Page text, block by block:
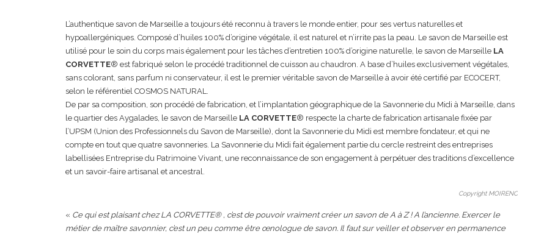
L’authentique savon de Marseille a toujours été reconnu à travers le monde entier, pour ses vertus naturelles et
hypoallergéniques. Composé d’huiles 100% d’origine végétale, il est naturel et n’irrite pas la peau. Le savon de Marseille est
utilisé pour le soin du corps mais également pour les tâches d’entretien 100% d’origine naturelle, le savon de Marseille LA
CORVETTE® est fabriqué selon le procédé traditionnel de cuisson au chaudron. A base d’huiles exclusivement végétales,
sans colorant, sans parfum ni conservateur, il est le premier véritable savon de Marseille à avoir été certifié par ECOCERT,
selon le référentiel COSMOS NATURAL.
De par sa composition, son procédé de fabrication, et l’implantation géographique de la Savonnerie du Midi à Marseille, dans
le quartier des Aygalades, le savon de Marseille LA CORVETTE® respecte la charte de fabrication artisanale fixée par
l’UPSM (Union des Professionnels du Savon de Marseille), dont la Savonnerie du Midi est membre fondateur, et qui ne
compte en tout que quatre savonneries. La Savonnerie du Midi fait également partie du cercle restreint des entreprises
labellisées Entreprise du Patrimoine Vivant, une reconnaissance de son engagement à perpétuer des traditions d’excellence
et un savoir-faire artisanal et ancestral.
Copyright MOIRENC
« Ce qui est plaisant chez LA CORVETTE® , c’est de pouvoir vraiment créer un savon de A à Z ! A l’ancienne. Exercer le
métier de maître savonnier, c’est un peu comme être œnologue de savon. Il faut sur veiller et observer en permanence